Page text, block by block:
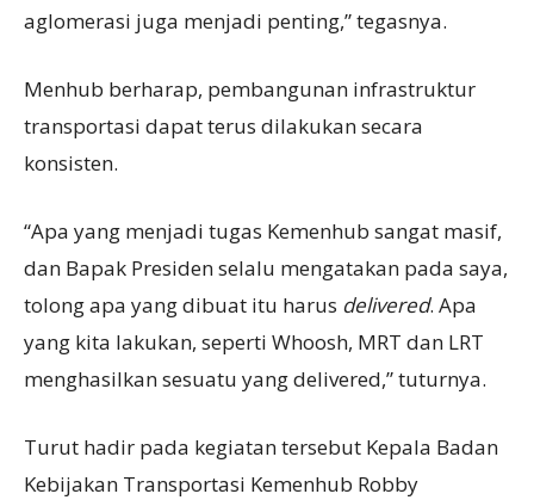
aglomerasi juga menjadi penting,” tegasnya.
Menhub berharap, pembangunan infrastruktur
transportasi dapat terus dilakukan secara
konsisten.
“Apa yang menjadi tugas Kemenhub sangat masif,
dan Bapak Presiden selalu mengatakan pada saya,
tolong apa yang dibuat itu harus delivered. Apa
yang kita lakukan, seperti Whoosh, MRT dan LRT
menghasilkan sesuatu yang delivered,” tuturnya.
Turut hadir pada kegiatan tersebut Kepala Badan
Kebijakan Transportasi Kemenhub Robby